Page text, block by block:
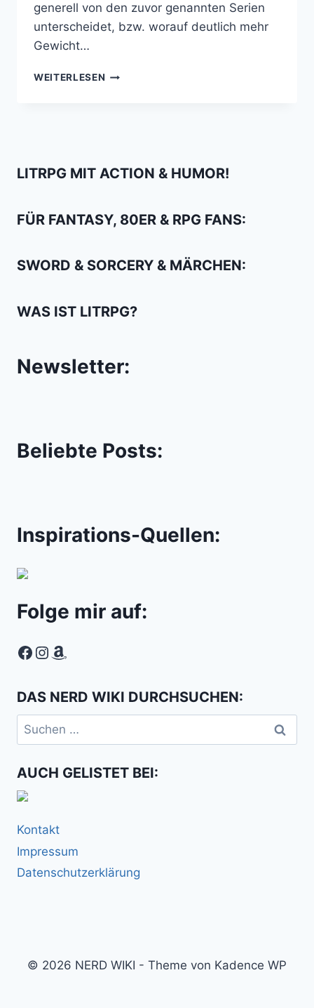
generell von den zuvor genannten Serien
unterscheidet, bzw. worauf deutlich mehr
Gewicht…
WEITERLESEN ICH
KILLER
LITRPG MIT ACTION & HUMOR!
FÜR FANTASY, 80ER & RPG FANS:
SWORD & SORCERY & MÄRCHEN:
WAS IST LITRPG?
Newsletter:
Beliebte Posts:
Inspirations-Quellen:
Folge mir auf:
Facebook
Instagram
Amazon
DAS NERD WIKI DURCHSUCHEN:
Suchen
nach:
AUCH GELISTET BEI:
Kontakt
Impressum
Datenschutzerklärung
© 2026 NERD WIKI - Theme von Kadence WP